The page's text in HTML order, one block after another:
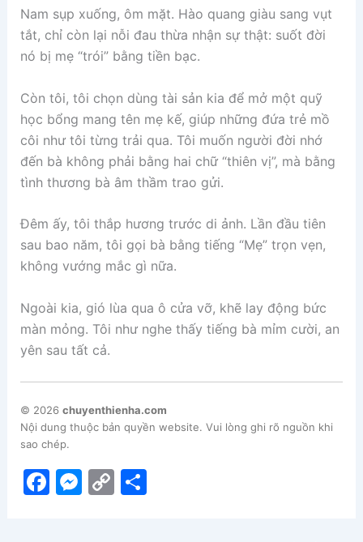
Nam sụp xuống, ôm mặt. Hào quang giàu sang vụt
tắt, chỉ còn lại nỗi đau thừa nhận sự thật: suốt đời
nó bị mẹ “trói” bằng tiền bạc.
Còn tôi, tôi chọn dùng tài sản kia để mở một quỹ
học bổng mang tên mẹ kế, giúp những đứa trẻ mồ
côi như tôi từng trải qua. Tôi muốn người đời nhớ
đến bà không phải bằng hai chữ “thiên vị”, mà bằng
tình thương bà âm thầm trao gửi.
Đêm ấy, tôi thắp hương trước di ảnh. Lần đầu tiên
sau bao năm, tôi gọi bà bằng tiếng “Mẹ” trọn vẹn,
không vướng mắc gì nữa.
Ngoài kia, gió lùa qua ô cửa vỡ, khẽ lay động bức
màn mỏng. Tôi như nghe thấy tiếng bà mỉm cười, an
yên sau tất cả.
© 2026 chuyenthienha.com
Nội dung thuộc bản quyền website. Vui lòng ghi rõ nguồn khi
sao chép.
F M C S